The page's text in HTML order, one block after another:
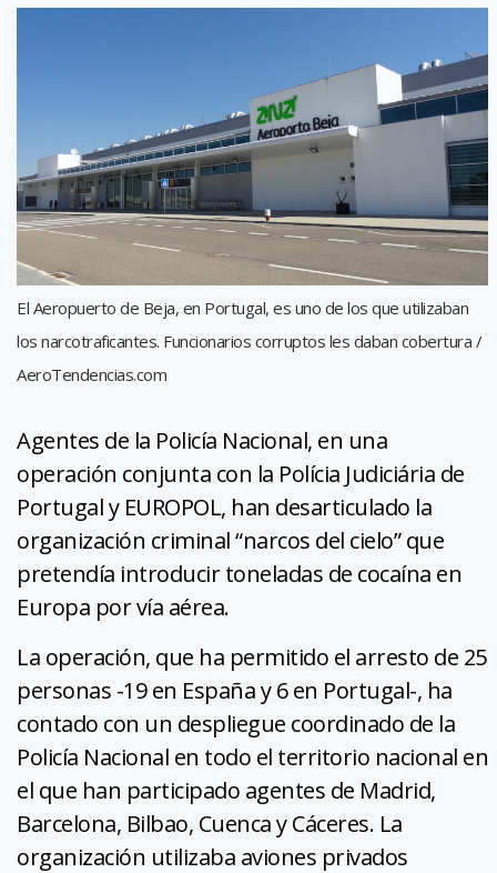
El Aeropuerto de Beja, en Portugal, es uno de los que utilizaban
los narcotraficantes. Funcionarios corruptos les daban cobertura /
AeroTendencias.com
Agentes de la Policía Nacional, en una
operación conjunta con la Polícia Judiciária de
Portugal y EUROPOL, han desarticulado la
organización criminal “narcos del cielo” que
pretendía introducir toneladas de cocaína en
Europa por vía aérea.
La operación, que ha permitido el arresto de 25
personas -19 en España y 6 en Portugal-, ha
contado con un despliegue coordinado de la
Policía Nacional en todo el territorio nacional en
el que han participado agentes de Madrid,
Barcelona, Bilbao, Cuenca y Cáceres. La
organización utilizaba aviones privados